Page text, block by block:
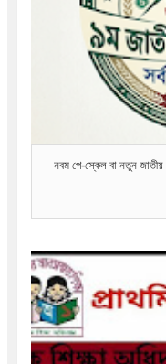
নবম পে-স্কেল বা নতুন